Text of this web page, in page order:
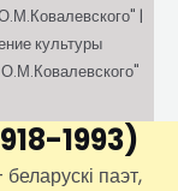
|
культуры
1993)
паэт,